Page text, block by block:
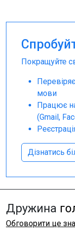
Покращуйте
мови
Працює
(Gmail,
Дізнатись
Дружина
Обговорити це